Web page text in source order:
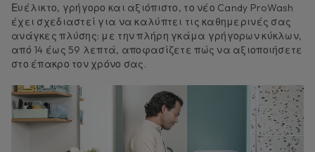
Ευέλικτο, γρήγορο και αξιόπιστο, το νέο Candy ProWash
έχει σχεδιαστεί για να καλύπτει τις καθημερινές σας
ανάγκες πλύσης: με την πλήρη γκάμα γρήγορων κύκλων,
από 14 έως 59 λεπτά, αποφασίζετε πώς να αξιοποιήσετε
στο έπακρο τον χρόνο σας.